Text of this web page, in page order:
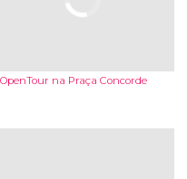
OpenTour na Praça Concorde